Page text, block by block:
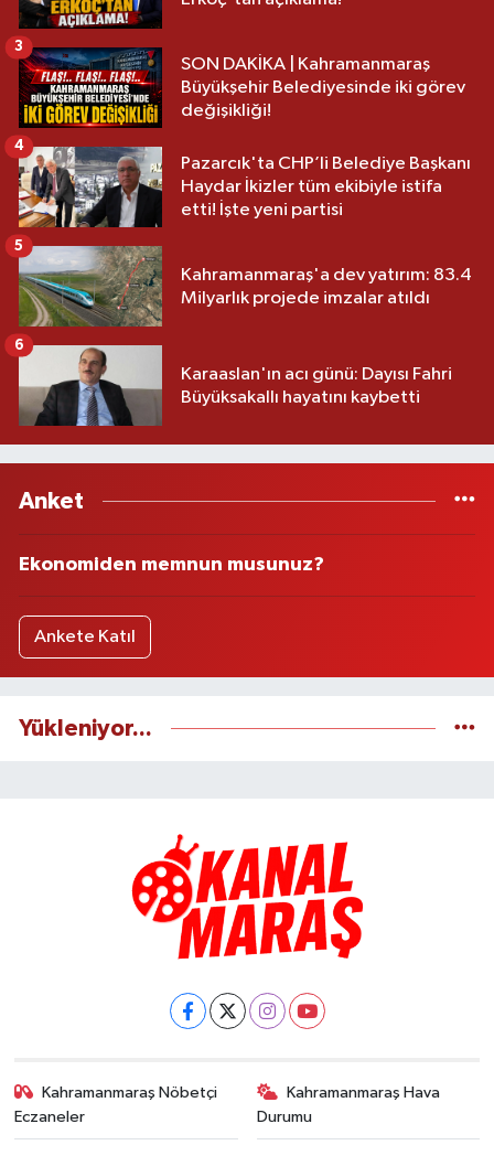
SON DAKİKA | Kahramanmaraş
Büyükşehir Belediyesinde iki görev
değişikliği!
3
Pazarcık'ta CHP’li Belediye Başkanı
Haydar İkizler tüm ekibiyle istifa
etti! İşte yeni partisi
4
Kahramanmaraş'a dev yatırım: 83.4
Milyarlık projede imzalar atıldı
5
Karaaslan'ın acı günü: Dayısı Fahri
Büyüksakallı hayatını kaybetti
6
Anket
Ekonomiden memnun musunuz?
Ankete Katıl
Yükleniyor...
Kahramanmaraş Nöbetçi
Eczaneler
Kahramanmaraş Hava
Durumu